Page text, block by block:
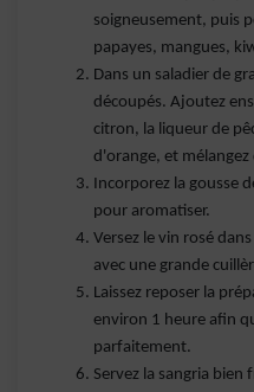
soigneusement, puis
papayes, mangues,
Dans un saladier de
découpés. Ajoutez
citron, la liqueur de
d'orange, et
Incorporez la gousse
pour aromatiser.
Versez le vin rosé
avec une grande
Laissez reposer la
environ 1 heure afin
parfaitement.
Servez la sangria bien